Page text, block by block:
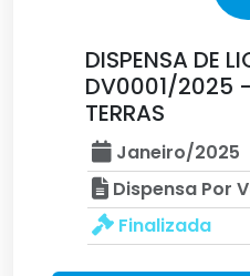
DISPENSA DE
DV0001/2025 -
TERRAS
Janeiro/2025
Dispensa Por
Finalizada